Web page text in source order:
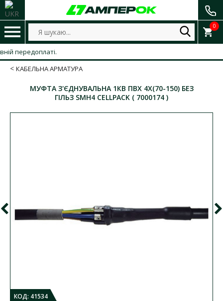
0
КАБЕЛЬНА АРМАТУРА
МУФТА З'ЄДНУВАЛЬНА 1КВ ПВХ 4Х(70-150) БЕЗ
ГІЛЬЗ SMH4 CELLPACK ( 7000174 )
КОД: 41534